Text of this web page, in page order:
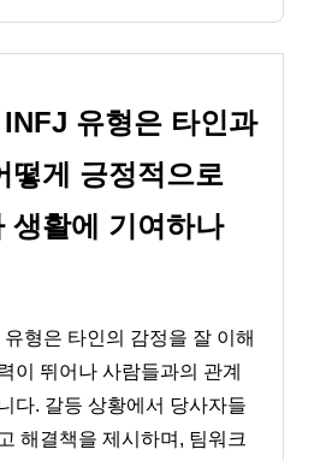
유형은 타인과
떻게 긍정적으로
생활에 기여하나
형은 타인의 감정을 잘 이해
이 뛰어나 사람들과의 관계
다. 갈등 상황에서 당사자들
해결책을 제시하며, 팀워크